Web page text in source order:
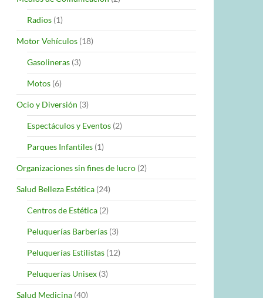
Radios (1)
Motor Vehículos (18)
Gasolineras (3)
Motos (6)
Ocio y Diversión (3)
Espectáculos y Eventos (2)
Parques Infantiles (1)
Organizaciones sin fines de lucro (2)
Salud Belleza Estética (24)
Centros de Estética (2)
Peluquerías Barberías (3)
Peluquerías Estilistas (12)
Peluquerías Unisex (3)
Salud Medicina (40)